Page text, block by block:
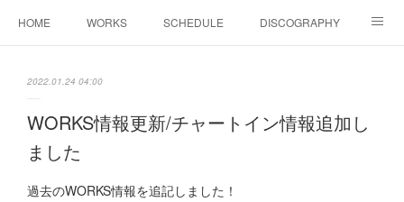
HOME WORKS SCHEDULE DISCOGRAPHY
2022.01.24 04:00
WORKS情報更新/チャートイン情報追加し
ました
過去のWORKS情報を追記しました！